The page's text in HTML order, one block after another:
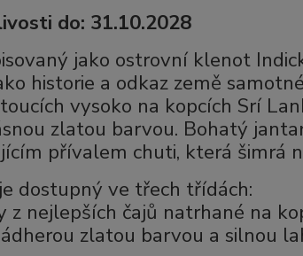
do: 31.10.2028
jako ostrovní klenot
historie a odkaz země
vysoko na kopcích Srí
zlatou barvou. Bohatý
přívalem chuti, která šimrá
dostupný ve třech třídách:
z nejlepších čajů natrhané na
zlatou barvou a silnou